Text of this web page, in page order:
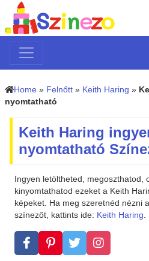
Home » Felnőtt » Keith Haring »
nyomtatható
Keith Haring
nyomtatható
Ingyen letöltheted, megoszthatod,
kinyomtathatod ezeket a Keith
képeket. Ha meg szeretnéd nézni
színezőt, kattints ide: Keith Haring.